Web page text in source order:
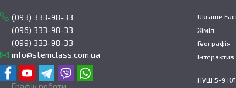
(093) 333-98-33
(096) 333-98-33
(099) 333-98-33
info@stemclass.com.ua
Графік роботи:
Ukraine
Хімія
Географія
Інтерактив
НУШ 5-9